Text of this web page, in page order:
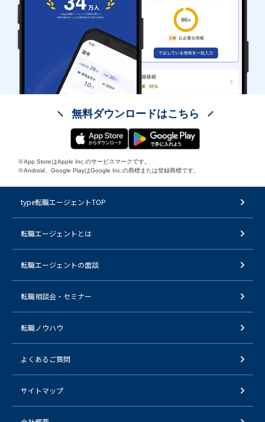
無料ダウンロードはこちら
※App StoreはApple Inc.のサービスマークです。
※Android、Google PlayはGoogle Inc.の商標または登録商標です。
type転職エージェントTOP
転職エージェントとは
転職エージェントの面談
転職相談会・セミナー
転職ノウハウ
よくあるご質問
サイトマップ